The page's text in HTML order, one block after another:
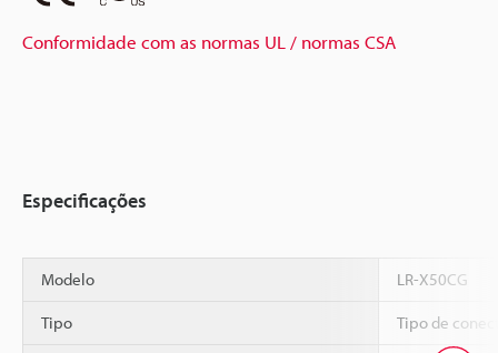
Conformidade com as normas UL / normas CSA
Especificações
Modelo LR-X50CG
Tipo Tipo de